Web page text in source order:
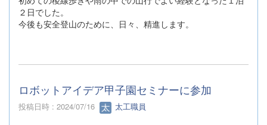
２日でした。
今後も安全登山のために、日々、精進します。
ロボットアイデア甲子園セミナーに参加
投稿日時 : 2024/07/16 太工職員